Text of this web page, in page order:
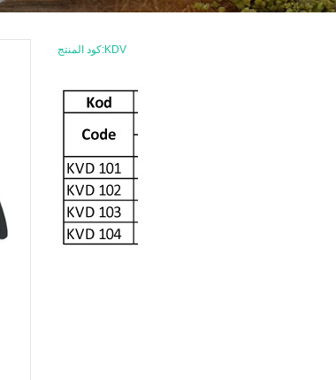
كود المنتج:KDV